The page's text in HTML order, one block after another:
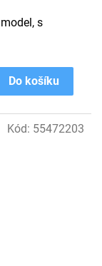
Do košíku
s
Kód: 55472203